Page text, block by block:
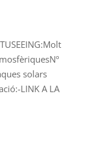
solars
LINK A LA